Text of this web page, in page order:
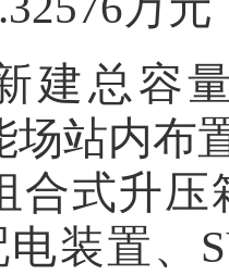
建总容
场站内布
合式升压
电装置、